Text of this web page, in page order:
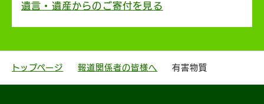
遺言・遺産からのご寄付を見る
トップページ 報道関係者の皆様へ 有害物質